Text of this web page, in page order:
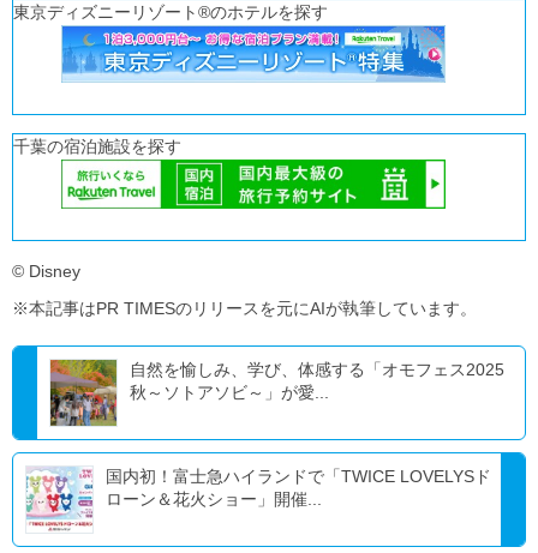
東京ディズニーリゾート®のホテルを探す
千葉の宿泊施設を探す
© Disney
※本記事はPR TIMESのリリースを元にAIが執筆しています。
自然を愉しみ、学び、体感する「オモフェス2025
秋～ソトアソビ～」が愛...
国内初！富士急ハイランドで「TWICE LOVELYSド
ローン＆花火ショー」開催...